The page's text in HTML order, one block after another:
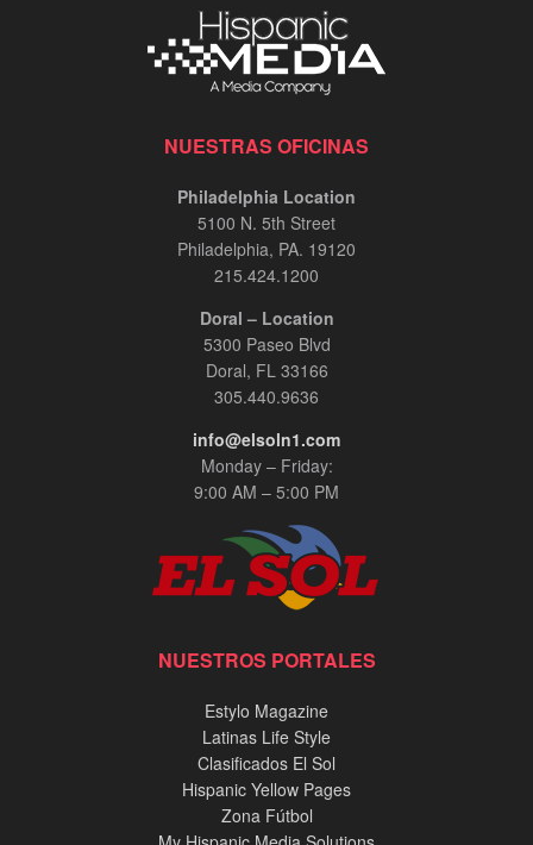
NUESTRAS OFICINAS
Philadelphia Location
5100 N. 5th Street
Philadelphia, PA. 19120
215.424.1200
Doral – Location
5300 Paseo Blvd
Doral, FL 33166
305.440.9636
info@elsoln1.com
Monday – Friday:
9:00 AM – 5:00 PM
NUESTROS PORTALES
Estylo Magazine
Latinas Life Style
Clasificados El Sol
Hispanic Yellow Pages
Zona Fútbol